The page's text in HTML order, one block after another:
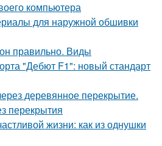
компьютера
для наружной обшивки
правильно. Виды
"Дебют F1": новый стандарт
деревянное перекрытие.
перекрытия
жизни: как из однушки